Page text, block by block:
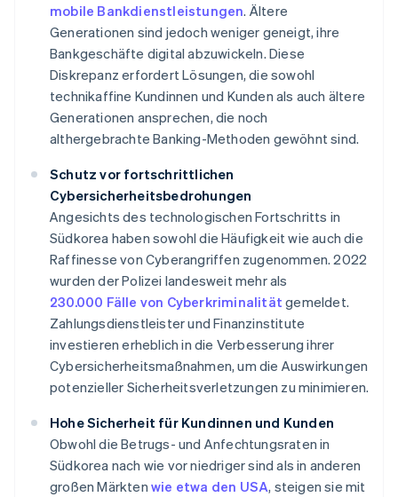
mobile Bankdienstleistungen. Ältere
Generationen sind jedoch weniger geneigt, ihre
Bankgeschäfte digital abzuwickeln. Diese
Diskrepanz erfordert Lösungen, die sowohl
technikaffine Kundinnen und Kunden als auch ältere
Generationen ansprechen, die noch
althergebrachte Banking-Methoden gewöhnt sind.
Schutz vor fortschrittlichen
Cybersicherheitsbedrohungen
Angesichts des technologischen Fortschritts in
Südkorea haben sowohl die Häufigkeit wie auch die
Raffinesse von Cyberangriffen zugenommen. 2022
wurden der Polizei landesweit mehr als
230.000 Fälle von Cyberkriminalität gemeldet.
Zahlungsdienstleister und Finanzinstitute
investieren erheblich in die Verbesserung ihrer
Cybersicherheitsmaßnahmen, um die Auswirkungen
potenzieller Sicherheitsverletzungen zu minimieren.
Hohe Sicherheit für Kundinnen und Kunden
Obwohl die Betrugs- und Anfechtungsraten in
Südkorea nach wie vor niedriger sind als in anderen
großen Märkten wie etwa den USA, steigen sie mit